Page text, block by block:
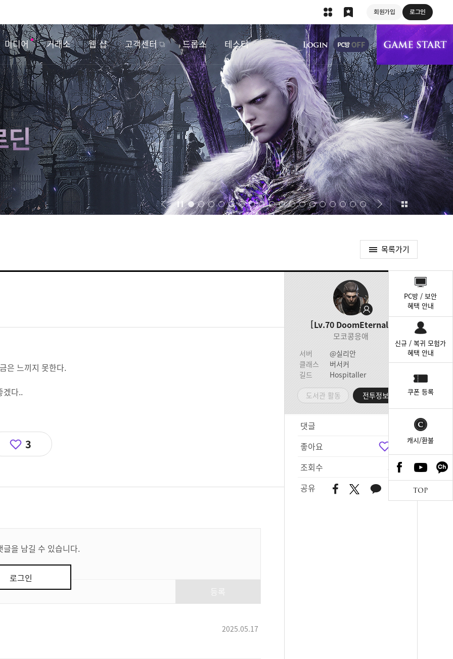
회원가입 로그인
미디어 거래소 웹 샵 고객센터 드롭스 테스터
상단 메뉴
목록가기
Lv.70 DoomEternal
모코콩응애
서버
@실리안
클래스
버서커
길드
Hospitaller
도서관 활동 전투정보실
댓글
좋아요
조회수
518
공유
은 느끼지 못한다.
겠다..
3
글을 남길 수 있습니다.
로그인
2025.05.17
PC방 / 보안
혜택 안내
신규 / 복귀 모험가
혜택 안내
쿠폰 등록
캐시/환불
TOP